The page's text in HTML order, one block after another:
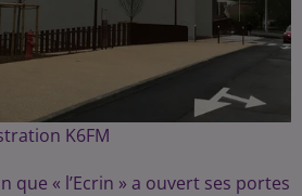
K6FM
que « l’Ecrin » a ouvert ses portes